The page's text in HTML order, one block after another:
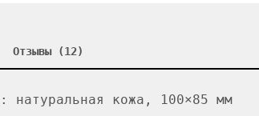
Отзывы (12)
натуральная кожа, 100×85 мм